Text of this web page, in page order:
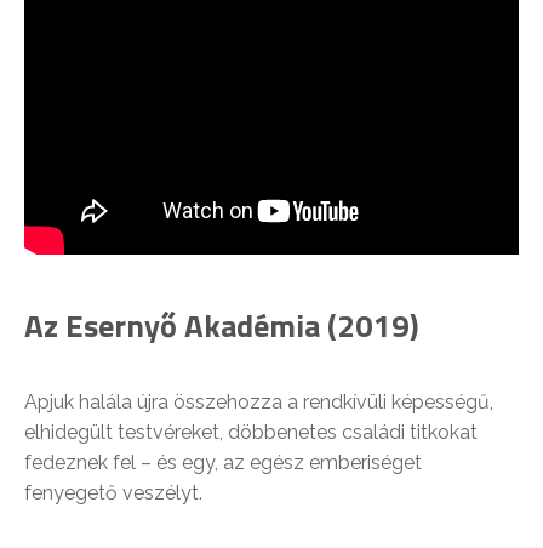
Az Esernyő Akadémia (2019)
Apjuk halála újra összehozza a rendkívüli képességű,
elhidegült testvéreket, döbbenetes családi titkokat
fedeznek fel – és egy, az egész emberiséget
fenyegető veszélyt.